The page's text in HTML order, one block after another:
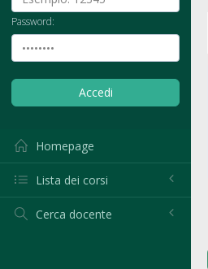
Password:
Homepage
Lista dei corsi
Cerca docente